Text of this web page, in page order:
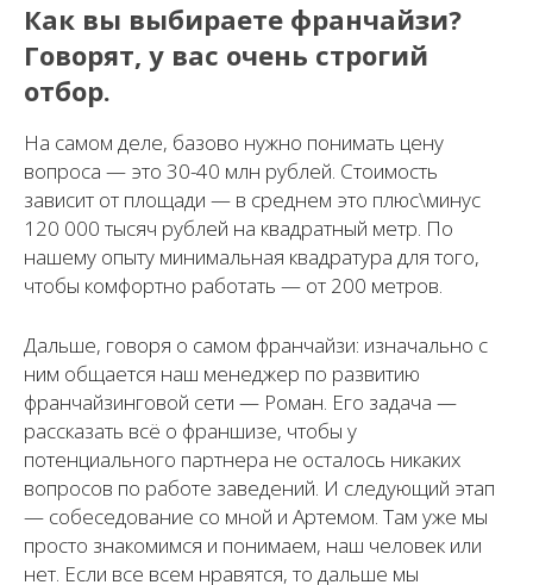
Как вы выбираете франчайзи?
Говорят, у вас очень строгий
отбор.
На самом деле, базово нужно понимать цену
вопроса — это 30-40 млн рублей. Стоимость
зависит от площади — в среднем это плюс\минус
120 000 тысяч рублей на квадратный метр. По
нашему опыту минимальная квадратура для того,
чтобы комфортно работать — от 200 метров.
Дальше, говоря о самом франчайзи: изначально с
ним общается наш менеджер по развитию
франчайзинговой сети — Роман. Его задача —
рассказать всё о франшизе, чтобы у
потенциального партнера не осталось никаких
вопросов по работе заведений. И следующий этап
— собеседование со мной и Артемом. Там уже мы
просто знакомимся и понимаем, наш человек или
нет. Если все всем нравятся, то дальше мы